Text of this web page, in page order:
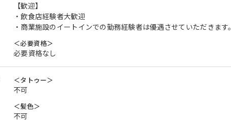
【歓迎】
・飲食店経験者大歓迎
・商業施設のイートインでの勤務経験者は優遇させていただきます。
＜必要資格＞
必要資格なし
＜タトゥー＞
不可
＜髪色＞
不可